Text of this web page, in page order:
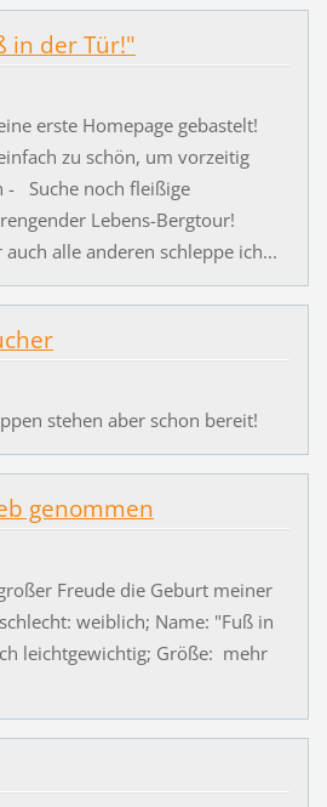
in der Tür!"
erste Homepage gebastelt!
zu schön, um vorzeitig
- Suche noch fleißige
Lebens-Bergtour!
alle anderen schleppe ich...
stehen aber schon bereit!
genommen
Freude die Geburt meiner
weiblich; Name: "Fuß in
leichtgewichtig; Größe: mehr